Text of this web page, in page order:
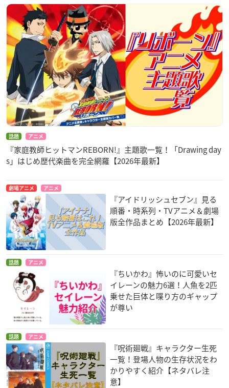
話題 アニメ
『家庭教師ヒットマンREBORN!』主題歌一覧！「Drawing day
s」はじめ歴代楽曲を完全網羅【2026年最新】
劇場アニメ アニメ
『アイドリッシュセブン』見る
順番・時系列・TVアニメ＆劇場
版全作品まとめ【2026年最新】
話題 アニメ
『ちいかわ』怖いのに可愛いセ
イレーンの魅力6選！人魚を2匹
乗せた巨体と喋り方のギャップ
が尊い
話題 アニメ
『呪術廻戦』キャラクター生死
一覧！登場人物の生存状況をわ
かりやすく紹介【ネタバレ注
意】